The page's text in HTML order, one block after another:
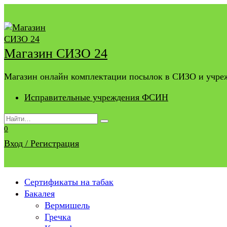
к
содержанию
Магазин СИЗО 24
Магазин онлайн комплектации посылок в СИЗО и
Исправительные учреждения ФСИН
Search
for:
0
Вход / Регистрация
Сертификаты на табак
Бакалея
Вермишель
Гречка